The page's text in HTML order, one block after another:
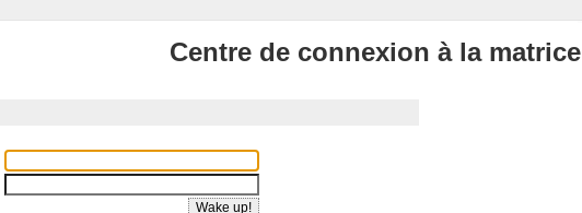
Centre de connexion à la matrice